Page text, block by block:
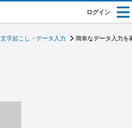
ログイン
文字起こし・データ入力 簡単なデータ入力を